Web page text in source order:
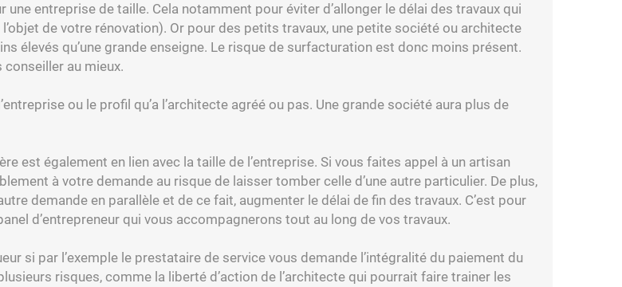
entreprise de taille. Cela notamment pour éviter d’allonger le délai des travaux qui
de votre rénovation). Or pour des petits travaux, une petite société ou architecte
élevés qu’une grande enseigne. Le risque de surfacturation est donc moins présent.
au mieux.
ou le profil qu’a l’architecte agréé ou pas. Une grande société aura plus de
est également en lien avec la taille de l’entreprise. Si vous faites appel à un artisan
à votre demande au risque de laisser tomber celle d’une autre particulier. De plus,
demande en parallèle et de ce fait, augmenter le délai de fin des travaux. C’est pour
d’entrepreneur qui vous accompagnerons tout au long de vos travaux.
si par l’exemple le prestataire de service vous demande l’intégralité du paiement du
risques, comme la liberté d’action de l’architecte qui pourrait faire trainer les